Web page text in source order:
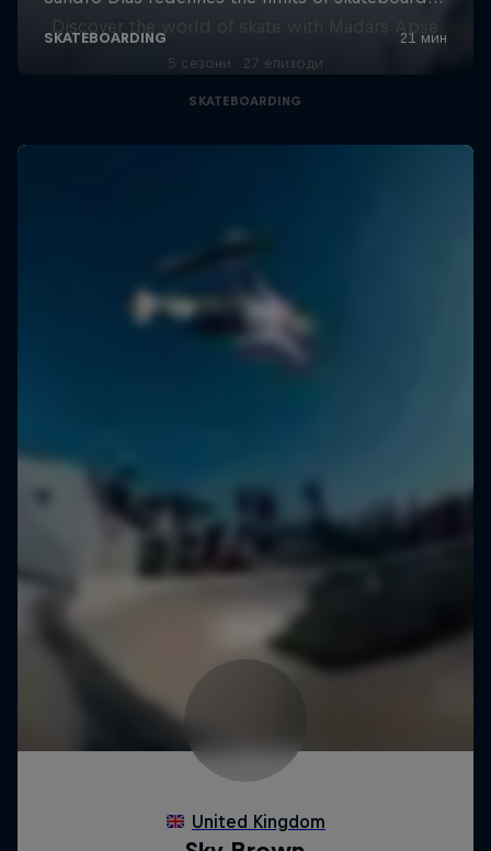
Discover the world of skate with Madars Apse
5 сезони · 27 епизоди
SKATEBOARDING